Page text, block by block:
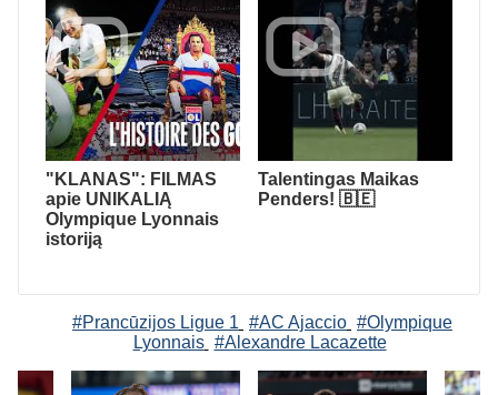
"KLANAS": FILMAS
apie UNIKALIĄ
Olympique Lyonnais
istoriją
Talentingas Maikas
Penders! 🇧🇪
#Prancūzijos Ligue 1 #AC Ajaccio #Olympique
Lyonnais #Alexandre Lacazette